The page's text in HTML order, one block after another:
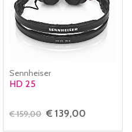
Sennheiser
HD 25
€ 159,00 € 139,00